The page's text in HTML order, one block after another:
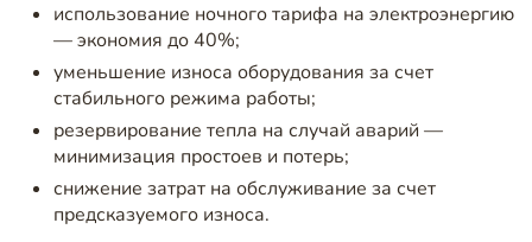
использование ночного тарифа на электроэнергию
— экономия до 40%;
уменьшение износа оборудования за счет
стабильного режима работы;
резервирование тепла на случай аварий —
минимизация простоев и потерь;
снижение затрат на обслуживание за счет
предсказуемого износа.